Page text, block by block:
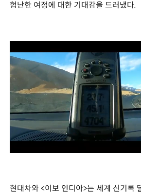
험난한 여정에 대한 기대감을 드러냈다.
/
현대차와 <이보 인디아>는 세계 신기록